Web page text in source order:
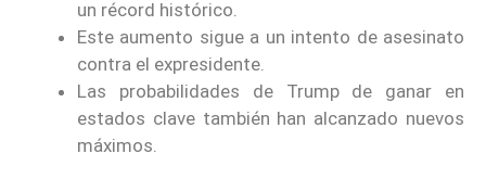
un récord histórico.
Este aumento sigue a un intento de asesinato
contra el expresidente.
Las probabilidades de Trump de ganar en
estados clave también han alcanzado nuevos
máximos.